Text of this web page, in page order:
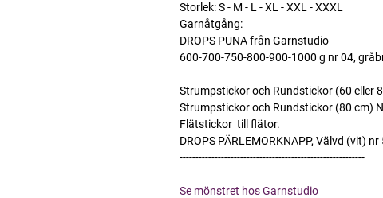
Storlek: S - M - L - XL - XXL - XXXL
Garnåtgång:
DROPS PUNA från Garnstudio
600-700-750-800-900-1000 g nr 04,
Strumpstickor och Rundstickor (60 eller
Strumpstickor och Rundstickor (80 cm)
Flätstickor  till flätor.
DROPS PÄRLEMORKNAPP, Välvd (vit)
----------------------------------------------------------
Se mönstret hos Garnstudio